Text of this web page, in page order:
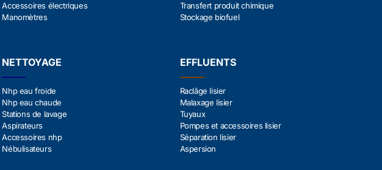
Accessoires électriques
Manomètres
Transfert produit chimique
Stockage biofuel
NETTOYAGE
Nhp eau froide
Nhp eau chaude
Stations de lavage
Aspirateurs
Accessoires nhp
Nébulisateurs
EFFLUENTS
Raclâge lisier
Malaxage lisier
Tuyaux
Pompes et accessoires lisier
Séparation lisier
Aspersion